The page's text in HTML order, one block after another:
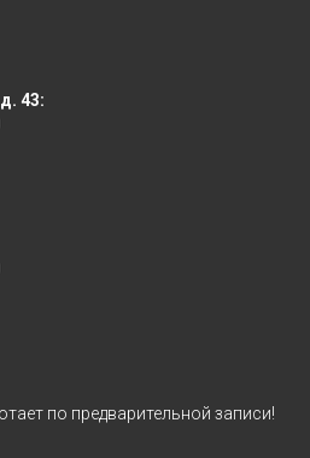
43:
по предварительной записи!